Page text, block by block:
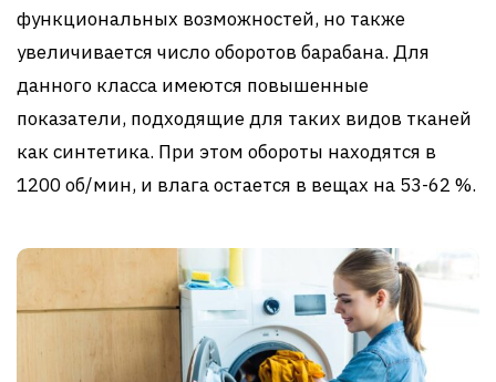
функциональных возможностей, но также
увеличивается число оборотов барабана. Для
данного класса имеются повышенные
показатели, подходящие для таких видов тканей
как синтетика. При этом обороты находятся в
1200 об/мин, и влага остается в вещах на 53-62 %.